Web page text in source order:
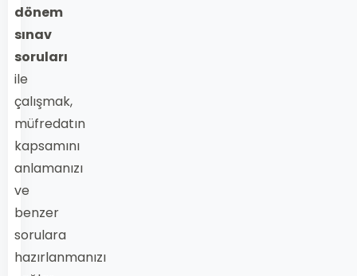
dönem
sınav
soruları
ile
çalışmak,
müfredatın
kapsamını
anlamanızı
ve
benzer
sorulara
hazırlanmanızı